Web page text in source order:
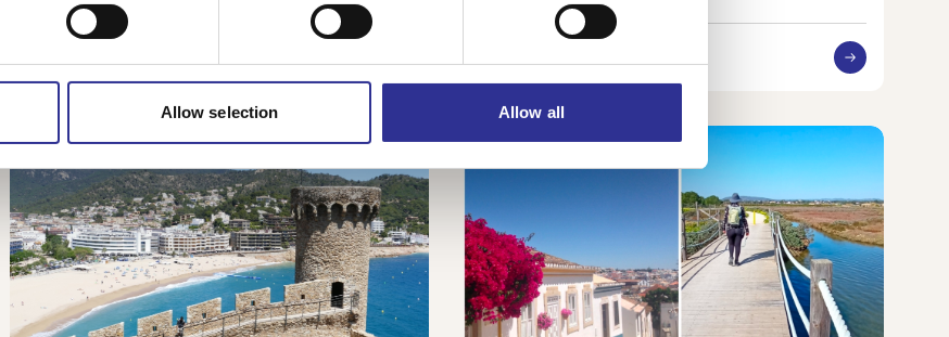
Allow selection Allow all
18 500 kr